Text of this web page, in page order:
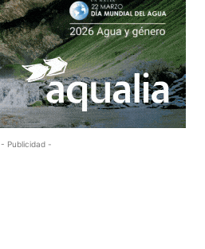
- Publicidad -